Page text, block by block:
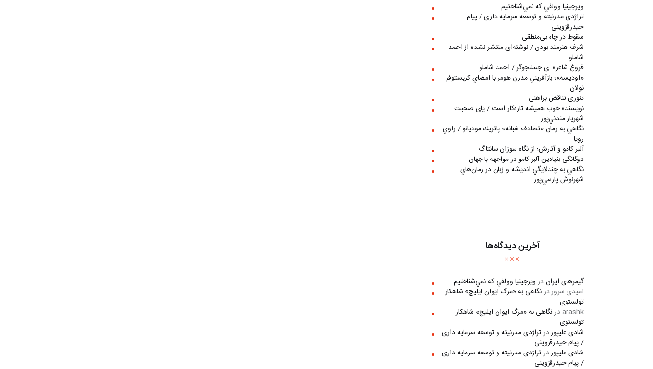
ويرجينيا وولفي كه نمي‌شناختيم
تراژدی مدرنیته و توسعه سرمایه داری / پیام
حیدرقزوینی
سقوط در چاه بی‌منطقی
شرف هنرمند بودن / نوشته‌ای منتشر نشده از احمد
شاملو
فروغ شاعره ای جستجوگر / احمد شاملو
«اوديسه»؛ بازآفريني مدرن هومر با امضاي كريستوفر
نولان
تئوری تناقض براهنی
نويسنده خوب هميشه تازه‌كار است / پای صحبت
شهريار مندني‌پور
نگاهي به رمان «تصادف شبانه» پاتريك موديانو / راوي
رويا
آلبر کامو و آثارش؛ از نگاه سوزان سانتاگ
دوگانگی بنیادین آلبر کامو در مواجهه با جهان
نگاهي به چندلايگي انديشه و زبان در رمان‌هاي
شهرنوش پارسي‌پور
آخرین دیدگاه‌ها
گیمرهای ایراندر ويرجينيا وولفي كه نمي‌شناختيم
امیدی سروردرنگاهی به «مرگ ايوان ايليچ» شاهکار
تولستوی
arashkدرنگاهی به «مرگ ايوان ايليچ» شاهکار
تولستوی
شادی علیپوردرتراژدی مدرنیته و توسعه سرمایه داری
/ پیام حیدرقزوینی
شادی علیپوردرتراژدی مدرنیته و توسعه سرمایه داری
/ پیام حیدرقزوینی